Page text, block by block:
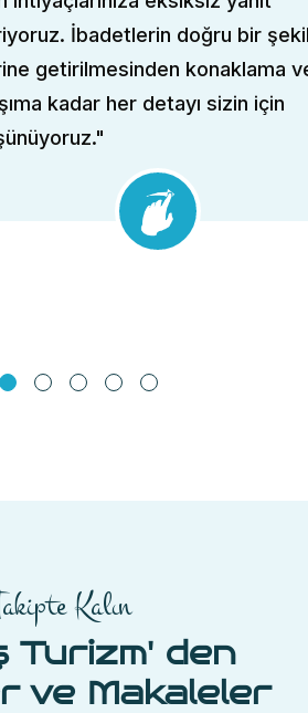
doğru bir şekilde
konaklama ve
her detayı sizin için
Kalın
Turizm' den
ve Makaleler